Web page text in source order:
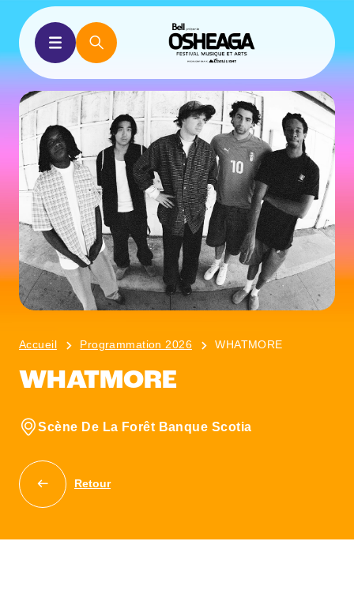
Accueil Programmation 2026 WHATMORE
WHATMORE
Scène De La Forêt Banque Scotia
Retour